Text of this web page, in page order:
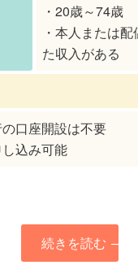
・20歳～74歳
・本人または
た収入がある
の口座開設は不要
し込み可能
続きを読む →